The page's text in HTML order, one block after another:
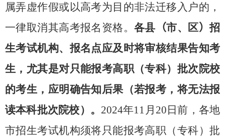
属弄虚作假或以高考为目的非法迁移入户的，
一律取消其高考报名资格。各县 （市、区）招
生考试机构、报名点应及时将审核结果告知考
生，尤其是对只能报考高职（专科）批次院校
的考生，应明确告知后果（若报考，将无法报
读本科批次院校）。 2024年11 月 20 日前，各地
市招生考试机构须将只能报考高职（专科）批